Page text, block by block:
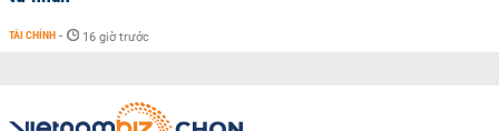
TÀI CHÍNH - 16 giờ trước